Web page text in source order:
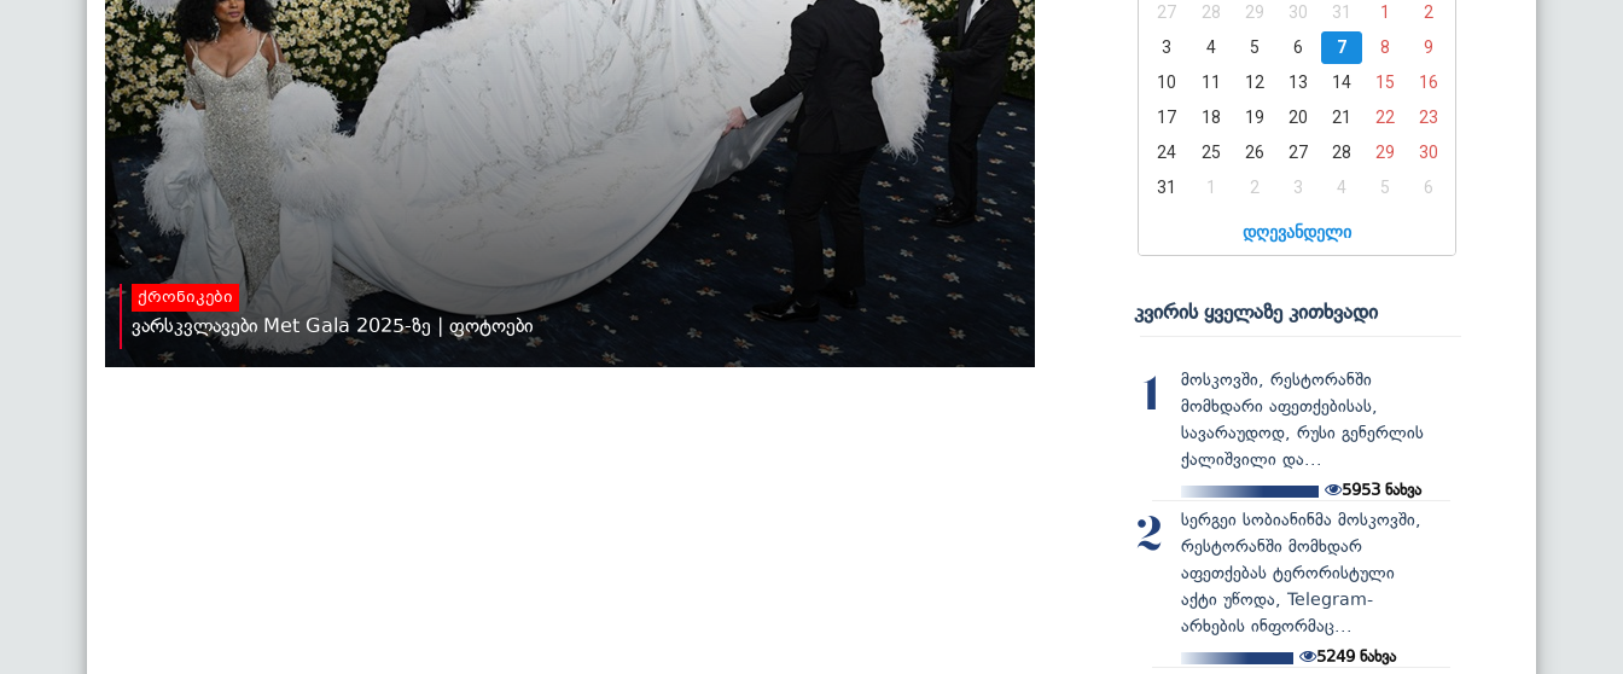
ქრონიკები
ვარსკვლავები Met Gala 2025-ზე | ფოტოები
27
28 29 30 31 1
2
3
4 5 6 7 8
9
10
11 12 13 14 15
16
17
18 19 20 21 22
23
24
25 26 27 28 29
30
31
1 2 3 4 5 6
დღევანდელი
კვირის ყველაზე კითხვადი
1
მოსკოვში, რესტორანში
მომხდარი აფეთქებისას,
სავარაუდოდ, რუსი გენერლის
ქალიშვილი და...
5953 ნახვა
2
სერგეი სობიანინმა მოსკოვში,
რესტორანში მომხდარ
აფეთქებას ტერორისტული
აქტი უწოდა, Telegram-
არხების ინფორმაც...
5249 ნახვა